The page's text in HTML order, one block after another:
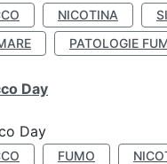
NICOTINA
PATOLOGIE
Day
Day
FUMO